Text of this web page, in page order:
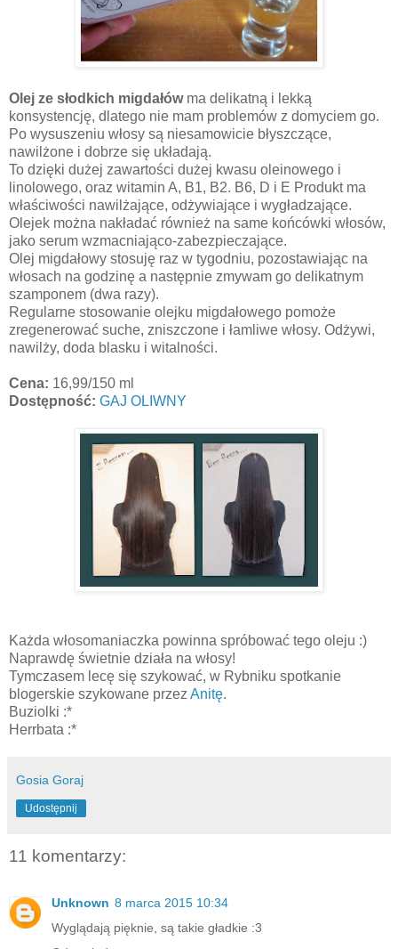
Olej ze słodkich migdałówma delikatną i lekką
konsystencję, dlatego nie mam problemów z domyciem go.
Po wysuszeniu włosy są niesamowicie błyszczące,
nawilżone i dobrze się układają.
To dzięki dużej zawartości dużej kwasu oleinowego i
linolowego, oraz witamin A, B1, B2. B6, D i E Produkt ma
właściwości nawilżające, odżywiające i wygładzające.
Olejek można nakładać również na same końcówki włosów,
jako serum wzmacniająco-zabezpieczające.
Olej migdałowy stosuję raz w tygodniu, pozostawiając na
włosach na godzinę a następnie zmywam go delikatnym
szamponem (dwa razy).
Regularne stosowanie olejku migdałowego pomoże
zregenerować suche, zniszczone i łamliwe włosy. Odżywi,
nawilży, doda blasku i witalności.
Cena: 16,99/150 ml
Dostępność: GAJ OLIWNY
Każda włosomaniaczka powinna spróbować tego oleju :)
Naprawdę świetnie działa na włosy!
Tymczasem lecę się szykować, w Rybniku spotkanie
blogerskie szykowane przez Anitę.
Buziolki :*
Herrbata :*
Gosia Goraj
Udostępnij
11 komentarzy:
Unknown 8 marca 2015 10:34
Wyglądają pięknie, są takie gładkie :3